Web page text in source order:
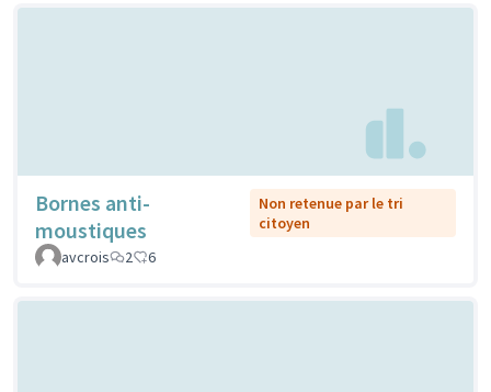
Bornes anti-
moustiques
Non retenue par le tri
citoyen
avcrois
2 6